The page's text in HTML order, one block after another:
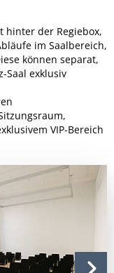
hinter der Regiebox,
im Saalbereich,
können separat,
Saal exklusiv
VIP-Bereich